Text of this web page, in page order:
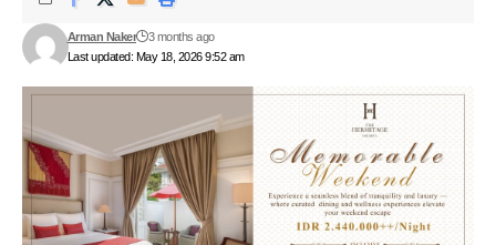
Last updated: May 18, 2026 9:52 am
Arman Naker 3 months ago